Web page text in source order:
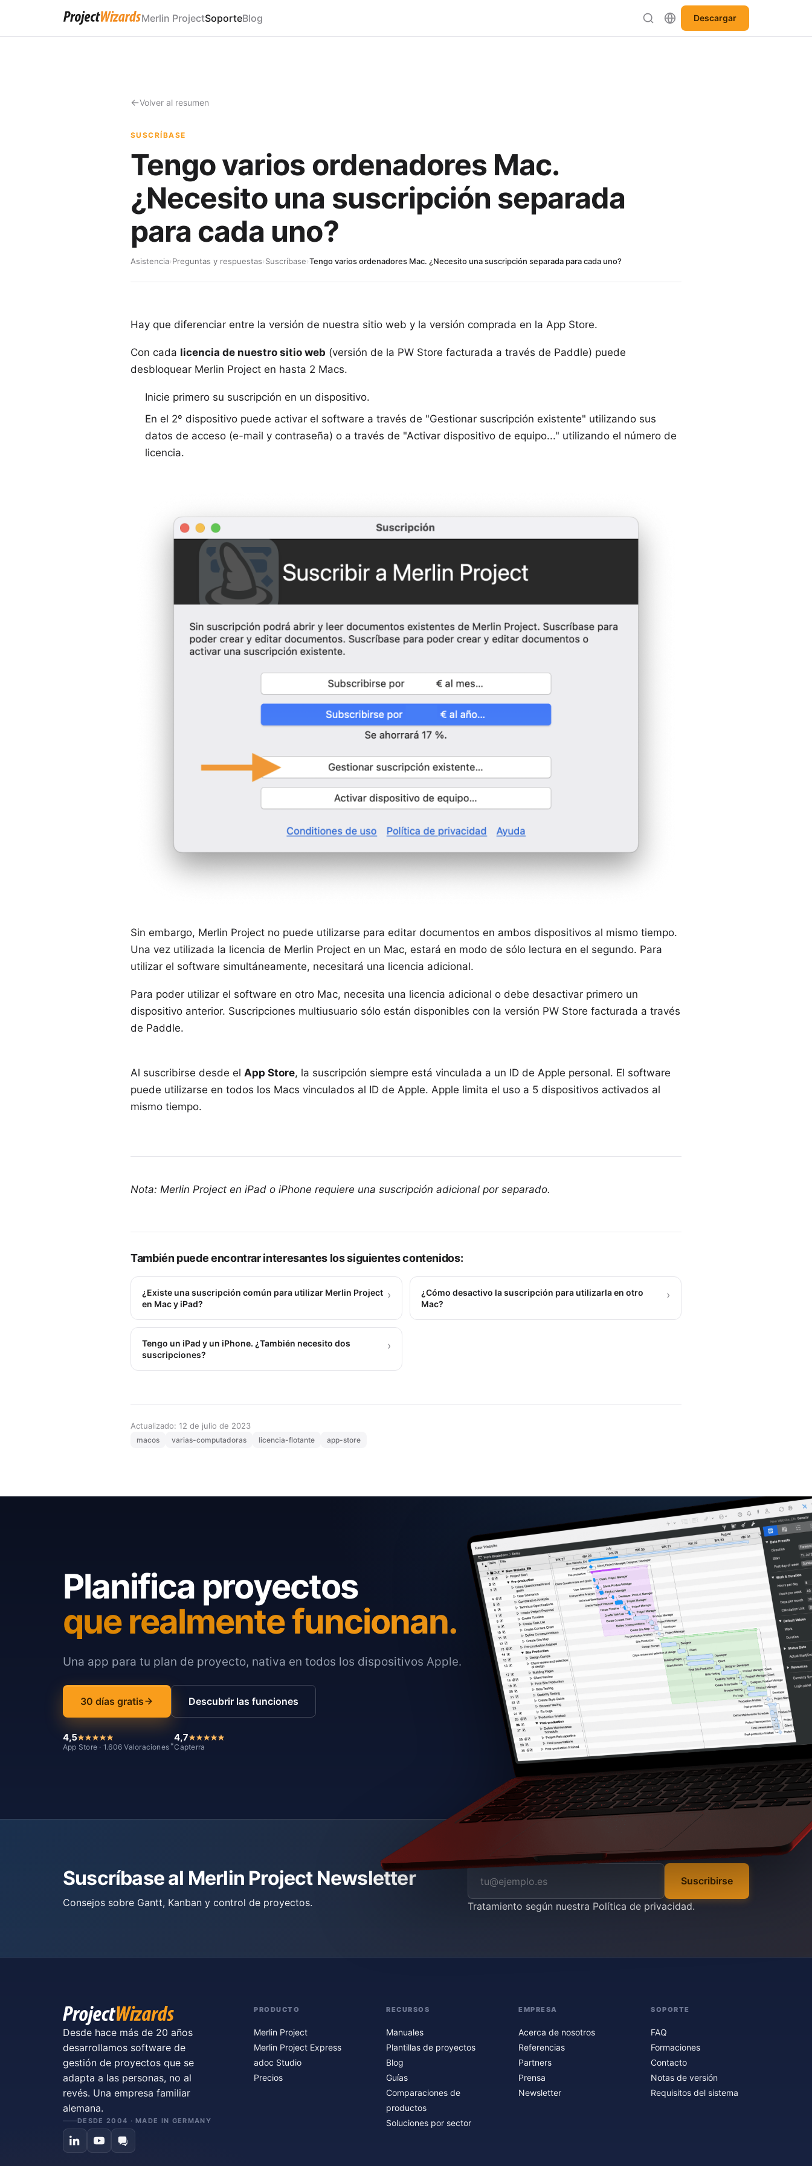
Merlin ProjectSoporteBlog Descargar
Volver al resumen
SUSCRÍBASE
Tengo varios ordenadores Mac.
¿Necesito una suscripción separada
para cada uno?
Asistencia›Preguntas y respuestas›Suscríbase›Tengo varios ordenadores Mac. ¿Necesito una suscripción separada para cada uno?
Hay que diferenciar entre la versión de nuestra sitio web y la versión comprada en la App Store.
Con cada licencia de nuestro sitio web (versión de la PW Store facturada a través de Paddle) puede
desbloquear Merlin Project en hasta 2 Macs.
Inicie primero su suscripción en un dispositivo.
En el 2º dispositivo puede activar el software a través de "Gestionar suscripción existente" utilizando sus
datos de acceso (e-mail y contraseña) o a través de "Activar dispositivo de equipo..." utilizando el número de
licencia.
Sin embargo, Merlin Project no puede utilizarse para editar documentos en ambos dispositivos al mismo tiempo.
Una vez utilizada la licencia de Merlin Project en un Mac, estará en modo de sólo lectura en el segundo. Para
utilizar el software simultáneamente, necesitará una licencia adicional.
Para poder utilizar el software en otro Mac, necesita una licencia adicional o debe desactivar primero un
dispositivo anterior. Suscripciones multiusuario sólo están disponibles con la versión PW Store facturada a través
de Paddle.
Al suscribirse desde el App Store, la suscripción siempre está vinculada a un ID de Apple personal. El software
puede utilizarse en todos los Macs vinculados al ID de Apple. Apple limita el uso a 5 dispositivos activados al
mismo tiempo.
Nota: Merlin Project en iPad o iPhone requiere una suscripción adicional por separado.
También puede encontrar interesantes los siguientes contenidos:
¿Existe una suscripción común para utilizar Merlin Project
en Mac y iPad?
›
¿Cómo desactivo la suscripción para utilizarla en otro
Mac?
›
Tengo un iPad y un iPhone. ¿También necesito dos
suscripciones?
›
Actualizado: 12 de julio de 2023
macos varias-computadoras licencia-flotante app-store
Planifica proyectos
que realmente funcionan.
Una app para tu plan de proyecto, nativa en todos los dispositivos Apple.
30 días gratis Descubrir las funciones
4,5
App Store · 1.606 Valoraciones *
4,7
Capterra
Suscríbase al Merlin Project Newsletter
Consejos sobre Gantt, Kanban y control de proyectos.
Suscribirse
Tratamiento según nuestra Política de privacidad.
Desde hace más de 20 años
desarrollamos software de
gestión de proyectos que se
adapta a las personas, no al
revés. Una empresa familiar
alemana.
DESDE 2004 · MADE IN GERMANY
PRODUCTO
Merlin Project
Merlin Project Express
adoc Studio
Precios
RECURSOS
Manuales
Plantillas de proyectos
Blog
Guías
Comparaciones de
productos
Soluciones por sector
EMPRESA
Acerca de nosotros
Referencias
Partners
Prensa
Newsletter
SOPORTE
FAQ
Formaciones
Contacto
Notas de versión
Requisitos del sistema